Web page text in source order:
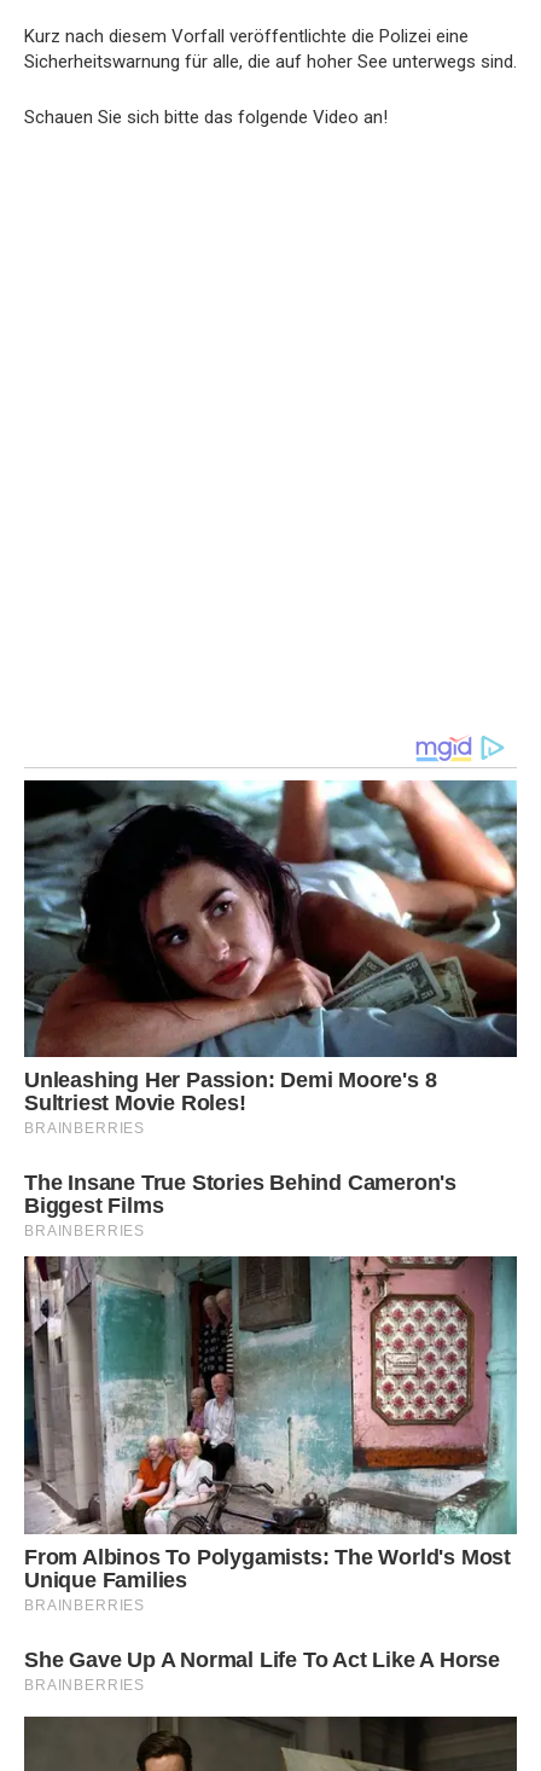
Kurz nach diesem Vorfall veröffentlichte die Polizei eine
Sicherheitswarnung für alle, die auf hoher See unterwegs sind.
Schauen Sie sich bitte das folgende Video an!